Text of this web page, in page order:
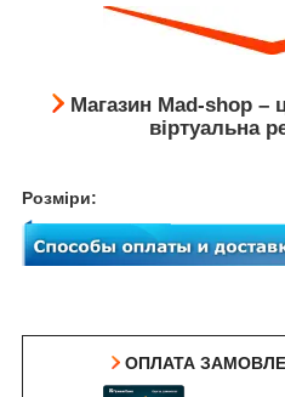
Магазин Mad-shop –
віртуальна
Розміри:
ОПЛАТА